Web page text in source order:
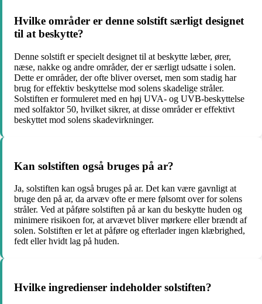
Hvilke områder er denne solstift særligt designet
til at beskytte?
Denne solstift er specielt designet til at beskytte læber, ører,
næse, nakke og andre områder, der er særligt udsatte i solen.
Dette er områder, der ofte bliver overset, men som stadig har
brug for effektiv beskyttelse mod solens skadelige stråler.
Solstiften er formuleret med en høj UVA- og UVB-beskyttelse
med solfaktor 50, hvilket sikrer, at disse områder er effektivt
beskyttet mod solens skadevirkninger.
Kan solstiften også bruges på ar?
Ja, solstiften kan også bruges på ar. Det kan være gavnligt at
bruge den på ar, da arvæv ofte er mere følsomt over for solens
stråler. Ved at påføre solstiften på ar kan du beskytte huden og
minimere risikoen for, at arvævet bliver mørkere eller brændt af
solen. Solstiften er let at påføre og efterlader ingen klæbrighed,
fedt eller hvidt lag på huden.
Hvilke ingredienser indeholder solstiften?